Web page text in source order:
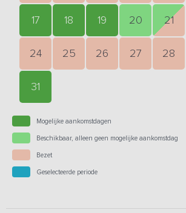
17 18 19 20 21
24 25 26 27 28
31
Mogelijke aankomstdagen
Beschikbaar, alleen geen mogelijke aankomstdag
Bezet
Geselecteerde periode